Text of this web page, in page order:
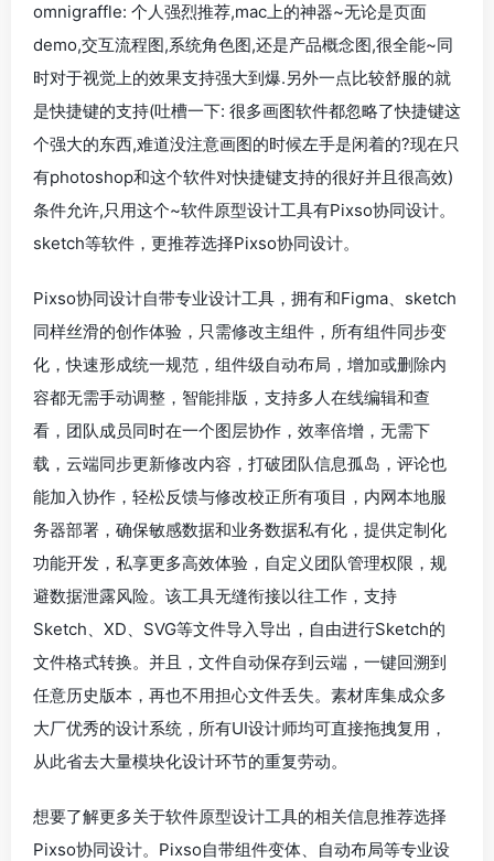
omnigraffle: 个人强烈推荐,mac上的神器~无论是页面
demo,交互流程图,系统角色图,还是产品概念图,很全能~同
时对于视觉上的效果支持强大到爆.另外一点比较舒服的就
是快捷键的支持(吐槽一下: 很多画图软件都忽略了快捷键这
个强大的东西,难道没注意画图的时候左手是闲着的?现在只
有photoshop和这个软件对快捷键支持的很好并且很高效)
条件允许,只用这个~软件原型设计工具有Pixso协同设计。
sketch等软件，更推荐选择Pixso协同设计。
Pixso协同设计自带专业设计工具，拥有和Figma、sketch
同样丝滑的创作体验，只需修改主组件，所有组件同步变
化，快速形成统一规范，组件级自动布局，增加或删除内
容都无需手动调整，智能排版，支持多人在线编辑和查
看，团队成员同时在一个图层协作，效率倍增，无需下
载，云端同步更新修改内容，打破团队信息孤岛，评论也
能加入协作，轻松反馈与修改校正所有项目，内网本地服
务器部署，确保敏感数据和业务数据私有化，提供定制化
功能开发，私享更多高效体验，自定义团队管理权限，规
避数据泄露风险。该工具无缝衔接以往工作，支持
Sketch、XD、SVG等文件导入导出，自由进行Sketch的
文件格式转换。并且，文件自动保存到云端，一键回溯到
任意历史版本，再也不用担心文件丢失。素材库集成众多
大厂优秀的设计系统，所有UI设计师均可直接拖拽复用，
从此省去大量模块化设计环节的重复劳动。
想要了解更多关于软件原型设计工具的相关信息推荐选择
Pixso协同设计。Pixso自带组件变体、自动布局等专业设